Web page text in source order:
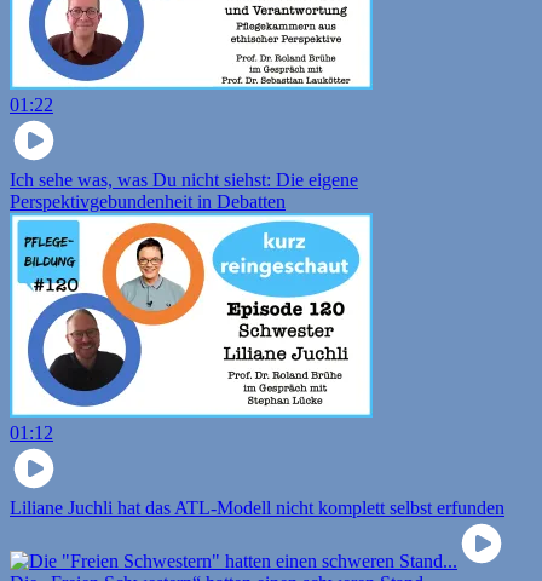
01:22
Ich sehe was, was Du nicht siehst: Die eigene
Perspektivgebundenheit in Debatten
01:12
Liliane Juchli hat das ATL-Modell nicht komplett selbst erfunden